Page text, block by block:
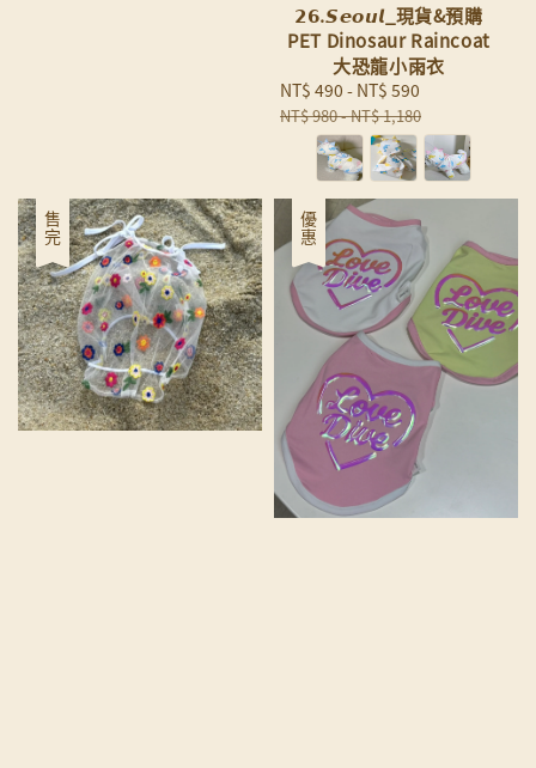
𝟮𝟲.𝙎𝙚𝙤𝙪𝙡_現貨&預購
PET Dinosaur Raincoat
大恐龍小雨衣
Sale
price
NT$ 490 - NT$ 590
NT$ 980-NT$ 1,180
優惠
售完 優惠